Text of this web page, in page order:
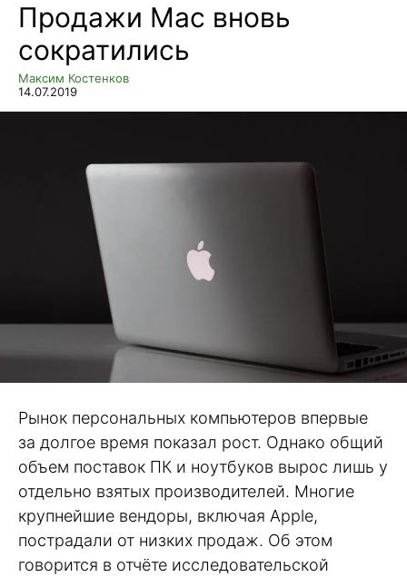
Продажи Mac вновь
сократились
Максим Костенков
14.07.2019
Рынок персональных компьютеров впервые
за долгое время показал рост. Однако общий
объем поставок ПК и ноутбуков вырос лишь у
отдельно взятых производителей. Многие
крупнейшие вендоры, включая Apple,
пострадали от низких продаж. Об этом
говорится в отчёте исследовательской